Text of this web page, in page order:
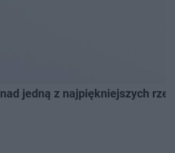
jedną z najpiękniejszych